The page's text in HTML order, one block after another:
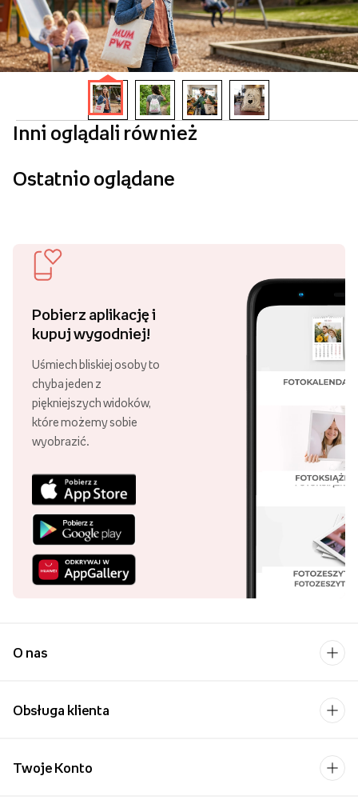
Inni oglądali również
Ostatnio oglądane
Pobierz aplikację i
kupuj wygodniej!
Uśmiech bliskiej osoby to
chyba jeden z
piękniejszych widoków,
które możemy sobie
wyobrazić.
O nas
Obsługa klienta
Twoje Konto